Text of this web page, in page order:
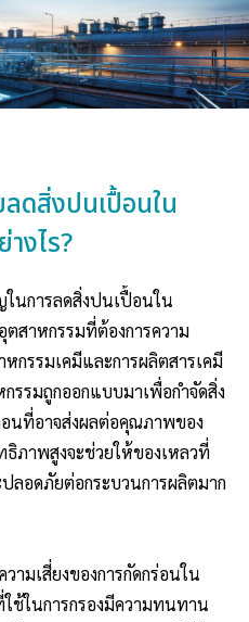
ดสิ่งปนเปื้อนใน
งไร?
ในการลดสิ่งปนเปื้อนใน
ตสาหกรรมที่ต้องการความ
กรรมเคมีและการผลิตสารเคมี
กรรมถูกออกแบบมาเพื่อกำจัดสิ่ง
นที่อาจส่งผลต่อคุณภาพของ
ธิภาพสูงจะช่วยให้ของเหลวที่
ลอดภัยต่อกระบวนการผลิตมาก
ามเสี่ยงของการกัดกร่อนใน
ใช้ในการกรองมีความทนทาน